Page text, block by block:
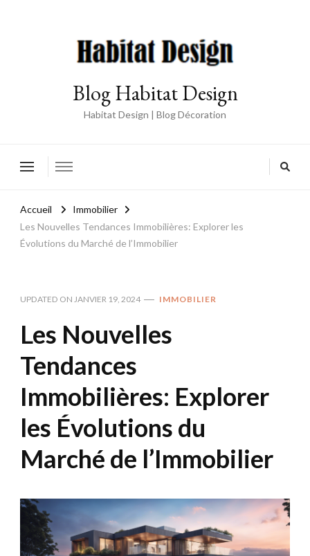
Blog Habitat Design
Habitat Design | Blog Décoration
Accueil
Immobilier
Les Nouvelles Tendances Immobilières: Explorer les
Évolutions du Marché de l’Immobilier
UPDATED ON JANVIER 19, 2024 IMMOBILIER
Les Nouvelles
Tendances
Immobilières: Explorer
les Évolutions du
Marché de l’Immobilier